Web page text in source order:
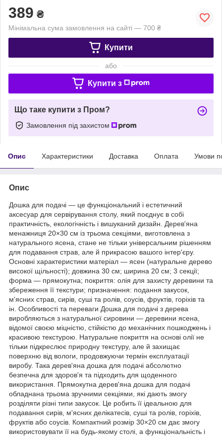
389 ₴
Мінімальна сума замовлення на сайті — 700 ₴
Купити
або
Купити з
Що таке купити з Пром?
Замовлення під захистом
Опис Характеристики Доставка Оплата Умови
Опис
Дошка для подачі — це функціональний і естетичний
аксесуар для сервірування столу, який поєднує в собі
практичність, екологічність і вишуканий дизайн. Дерев'яна
менажниця 20×30 см із трьома секціями, виготовлена з
натурального ясена, стане не тільки універсальним рішенням
для подавання страв, але й прикрасою вашого інтер'єру.
Основні характеристики матеріал — ясен (натуральне дерево
високої щільності); довжина 30 см; ширина 20 см; 3 секції;
форма — прямокутна; покриття: олія для захисту деревини та
збереження її текстури; призначення: подання закусок,
м'ясних страв, сирів, суші та ролів, соусів, фруктів, горіхів та
ін. Особливості та переваги Дошка для подачі з дерева
виробляються з натуральної сировини — деревини ясена,
відомої своєю міцністю, стійкістю до механічних пошкоджень і
красивою текстурою. Натуральне покриття на основі олії не
тільки підкреслює природну текстуру, але й захищає
поверхню від вологи, продовжуючи термін експлуатації
виробу. Така дерев'яна дошка для подачі абсолютно
безпечна для здоров'я та підходить для щоденного
використання. Прямокутна дерев'яна дошка для подачі
обладнана трьома зручними секціями, які дають змогу
розділяти різні типи закусок. Це робить її ідеальною для
подавання сирів, м'ясних делікатесів, суші та ролів, горіхів,
фруктів або соусів. Компактний розмір 30×20 см дає змогу
використовувати її на будь-якому столі, а функціональність і